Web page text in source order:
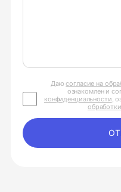
Даюсогласие на
ознакомлен и
конфиденциальности,